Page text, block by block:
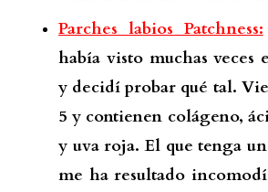
Parches labios Patchness:
había visto muchas veces
y decidí probar qué tal.
5 y contienen colágeno,
y uva roja. El que tenga
me ha resultado